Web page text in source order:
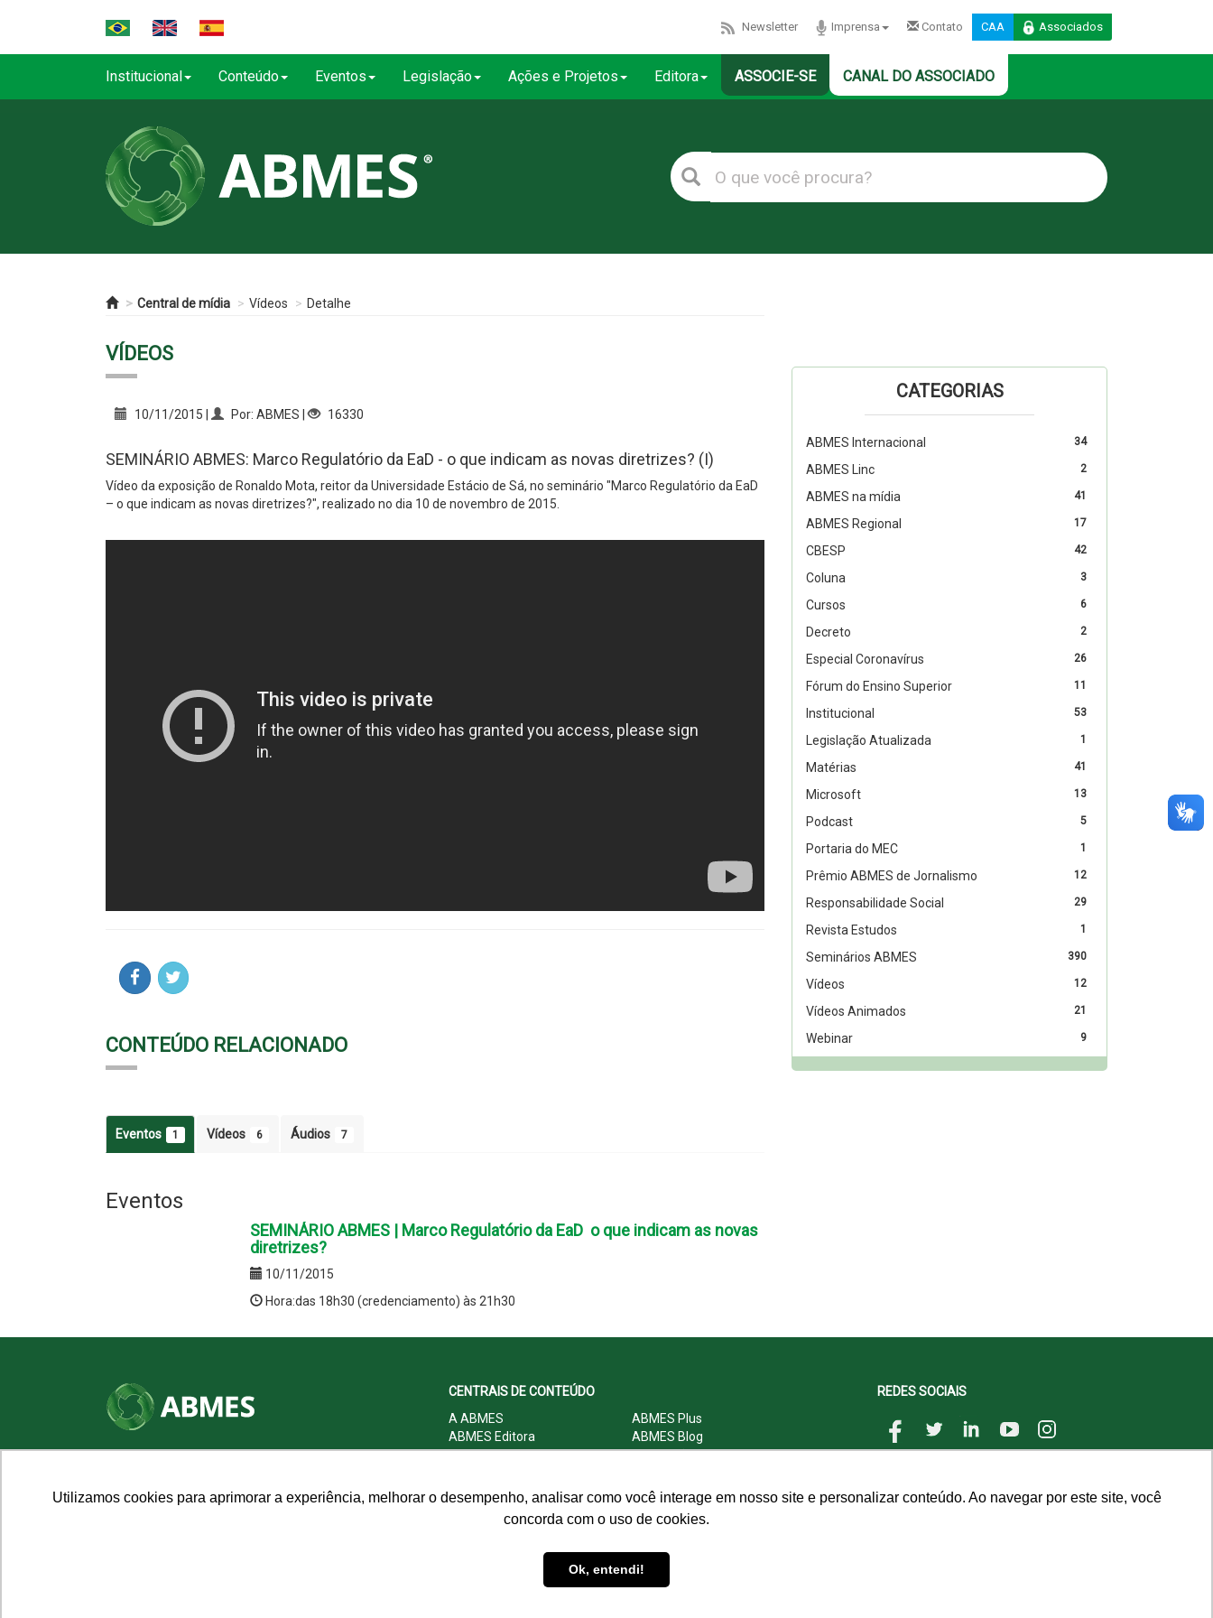
Utilizamos cookies para aprimorar a experiência, melhorar o desempenho, analisar como você interage em nosso site e personalizar conteúdo. Ao navegar por este site, você
concorda com o uso de cookies.
Ok, entendi!
Newsletter Imprensa Contato CAA Associados
Institucional Conteúdo Eventos Legislação Ações e Projetos Editora ASSOCIE-SE CANAL DO ASSOCIADO
Central de mídia Vídeos Detalhe
VÍDEOS
10/11/2015 | Por: ABMES | 16330
SEMINÁRIO ABMES: Marco Regulatório da EaD - o que indicam as novas diretrizes? (I)
Vídeo da exposição de Ronaldo Mota, reitor da Universidade Estácio de Sá, no seminário "Marco Regulatório da EaD
– o que indicam as novas diretrizes?", realizado no dia 10 de novembro de 2015.
CONTEÚDO RELACIONADO
Eventos 1 Vídeos 6 Áudios 7
Eventos
SEMINÁRIO ABMES | Marco Regulatório da EaD  o que indicam as novas
diretrizes?
10/11/2015
Hora:das 18h30 (credenciamento) às 21h30
CATEGORIAS
34
ABMES Internacional
2
ABMES Linc
41
ABMES na mídia
17
ABMES Regional
42
CBESP
3
Coluna
6
Cursos
2
Decreto
26
Especial Coronavírus
11
Fórum do Ensino Superior
53
Institucional
1
Legislação Atualizada
41
Matérias
13
Microsoft
5
Podcast
1
Portaria do MEC
12
Prêmio ABMES de Jornalismo
29
Responsabilidade Social
1
Revista Estudos
390
Seminários ABMES
12
Vídeos
21
Vídeos Animados
9
Webinar
CEP: 70.701-060 - Asa Norte, Brasília/DF
CENTRAIS DE CONTEÚDO
A ABMES
ABMES Plus
ABMES Editora
ABMES Blog
ABMES LInC
Legislação
Central do Associado ABMES
Contato
REDES SOCIAIS
© 2009 - 2026 ABMES. Todos os direitos reservados.